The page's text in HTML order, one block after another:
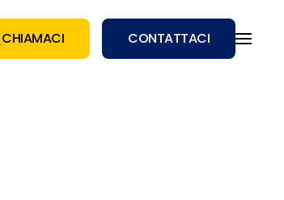
CHIAMACI CONTATTACI